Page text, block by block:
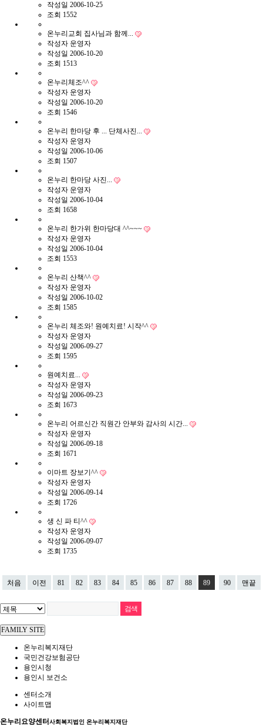
작성일 2006-10-25
조회 1552
온누리교회 집사님과 함께...
작성자 운영자
작성일 2006-10-20
조회 1513
온누리체조^^
작성자 운영자
작성일 2006-10-20
조회 1546
온누리 한마당 후 ... 단체사진...
작성자 운영자
작성일 2006-10-06
조회 1507
온누리 한마당 사진...
작성자 운영자
작성일 2006-10-04
조회 1658
온누리 한가위 한마당대 ^^~~~
작성자 운영자
작성일 2006-10-04
조회 1553
온누리 산책^^
작성자 운영자
작성일 2006-10-02
조회 1585
온누리 체조와! 원예치료! 시작^^
작성자 운영자
작성일 2006-09-27
조회 1595
원예치료...
작성자 운영자
작성일 2006-09-23
조회 1673
온누리 어르신간 직원간 안부와 감사의 시간...
작성자 운영자
작성일 2006-09-18
조회 1671
이마트 장보기^^
작성자 운영자
작성일 2006-09-14
조회 1726
생 신 파 티^^
작성자 운영자
작성일 2006-09-07
조회 1735
처음 이전 81 82 83 84 85 86 87 88 89 90 맨끝
FAMILY SITE
온누리복지재단
국민건강보험공단
용인시청
용인시 보건소
센터소개
사이트맵
온누리요양센터사회복지법인 온누리복지재단